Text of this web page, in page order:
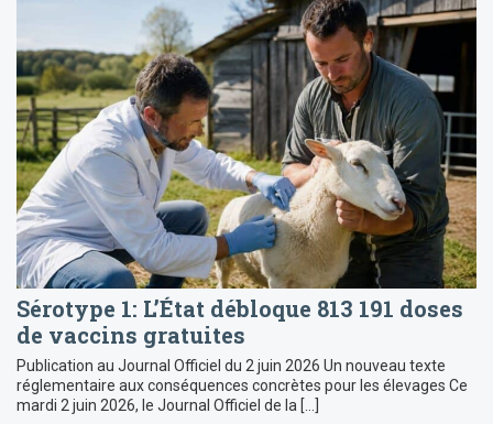
Sérotype 1: L’État débloque 813 191 doses
de vaccins gratuites
Publication au Journal Officiel du 2 juin 2026 Un nouveau texte
réglementaire aux conséquences concrètes pour les élevages Ce
mardi 2 juin 2026, le Journal Officiel de la […]